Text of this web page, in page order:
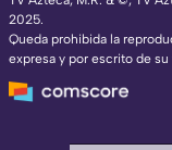
2025.
Queda prohibida la
expresa y por escrito de su